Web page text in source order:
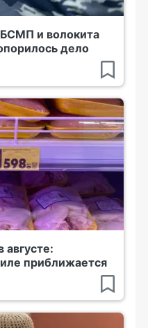
и волокита
дело
августе:
приближается